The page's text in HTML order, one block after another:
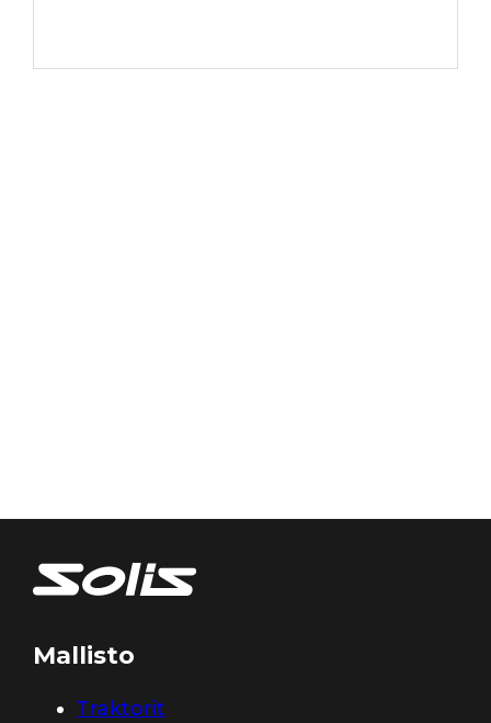
Mallisto
Traktorit